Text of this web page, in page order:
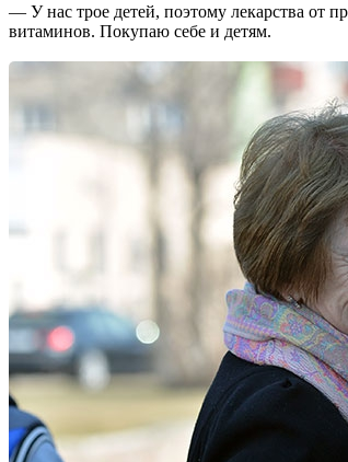
— У нас трое детей, поэтому ле­карства от
витами­нов. Покупаю себе и детям.